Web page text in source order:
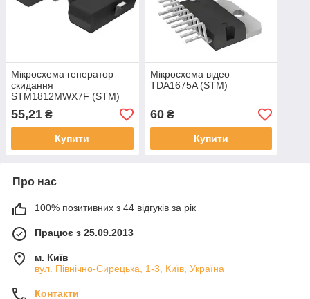
Мікросхема генератор
скидання
STM1812MWX7F (STM)
55,21 ₴
Купити
Мікросхема відео
TDA1675A (STM)
60₴
Купити
Про нас
100% позитивних з 44 відгуків за рік
Працює з 25.09.2013
м. Київ
вул. Північно-Сирецька, 1-3, Київ, Україна
Контакти